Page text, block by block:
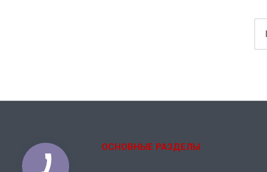
ОСНОВНЫЕ РАЗДЕЛЫ